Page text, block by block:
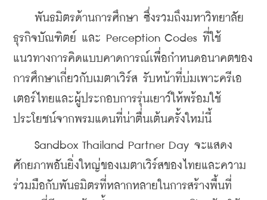
พันธมิตรด้านการศึกษา ซึ่งรวมถึงมหาวิทยาลัย
ธุรกิจบัณฑิตย์ และ Perception Codes ที่ใช้
แนวทางการคิดแบบคาดการณ์เพื่อกำหนดอนาคตของ
การศึกษาเกี่ยวกับเมตาเวิร์ส รับหน้าที่บ่มเพาะครีเอ
เตอร์ไทยและผู้ประกอบการรุ่นเยาว์ให้พร้อมใช้
ประโยชน์จากพรมแดนที่น่าตื่นเต้นครั้งใหม่นี้
Sandbox Thailand Partner Day จะแสดง
ศักยภาพอันยิ่งใหญ่ของเมตาเวิร์สของไทยและความ
ร่วมมือกับพันธมิตรที่หลากหลายในการสร้างพื้นที่